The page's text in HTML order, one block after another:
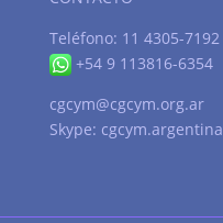
Teléfono: 11 4305-7192
+54 9 113816-6354
cgcym@cgcym.org.ar
Skype: cgcym.argentina